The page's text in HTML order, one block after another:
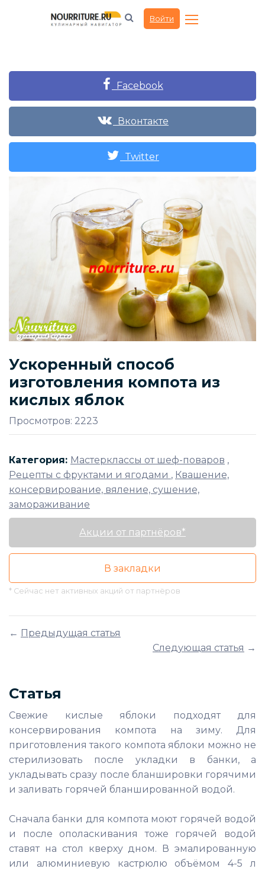
Войти
Facebook
Вконтакте
Twitter
Ускоренный способ
изготовления компота из
кислых яблок
Просмотров: 2223
Категория: Мастерклассы от шеф-поваров ,
Рецепты с фруктами и ягодами , Квашение,
консервирование, вяление, сушение,
замораживание
Акции от партнёров*
В закладки
* Сейчас нет активных акций от партнёров
← Предыдущая статья
Следующая статья →
Статья
Свежие кислые яблоки подходят для
консервирования компота на зиму. Для
приготовления такого компота яблоки можно не
стерилизовать после укладки в банки, а
укладывать сразу после бланшировки горячими
и заливать горячей бланшированной водой.
Сначала банки для компота моют горячей водой
и после ополаскивания тоже горячей водой
ставят на стол кверху дном. В эмалированную
или алюминиевую кастрюлю объёмом 4-5 л